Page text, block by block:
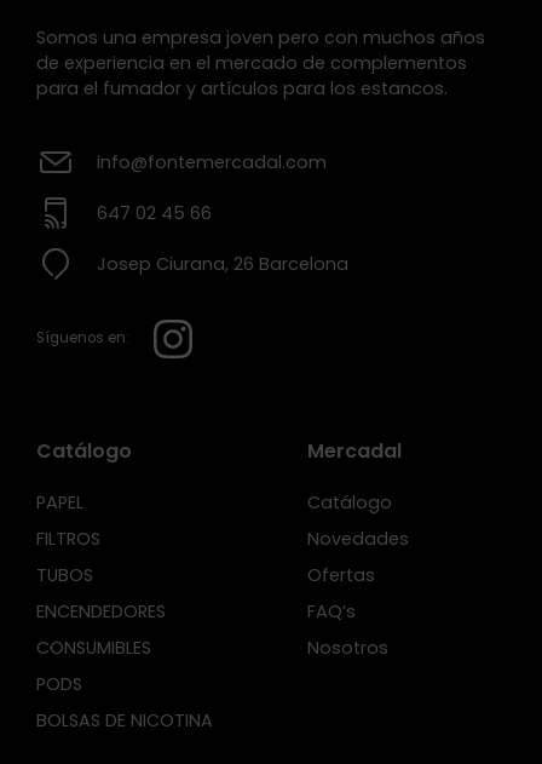
Somos una empresa joven pero con muchos años
de experiencia en el mercado de complementos
para el fumador y artículos para los estancos.
info@fontemercadal.com
647 02 45 66
Josep Ciurana, 26 Barcelona
Síguenos en:
Catálogo
PAPEL
FILTROS
TUBOS
ENCENDEDORES
CONSUMIBLES
PODS
BOLSAS DE NICOTINA
Mercadal
Catálogo
Novedades
Ofertas
FAQ’s
Nosotros